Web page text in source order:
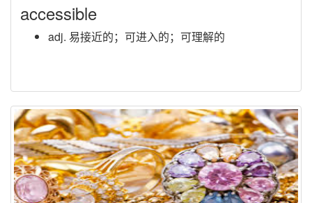
accessible
adj. 易接近的；可进入的；可理解的